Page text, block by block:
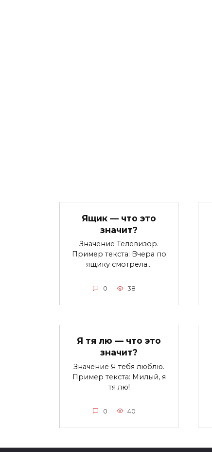
Ящик — что это
значит?
Значение Телевизор.
Пример текста: Вчера по
ящику смотрела…
0 38
Я тя лю — что это
значит?
Значение Я тебя люблю.
Пример текста: Милый, я
тя лю!
0 40